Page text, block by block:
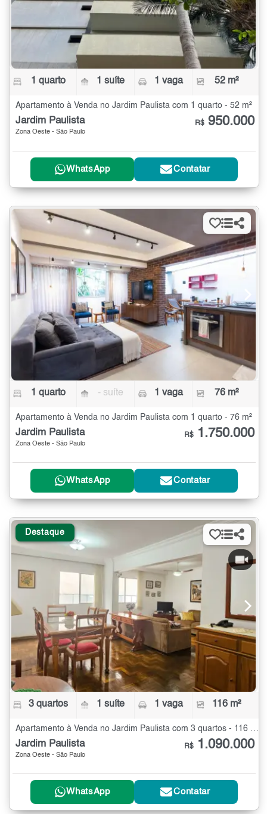
1 quarto 1 suíte 1 vaga 52 m²
Apartamento à Venda no Jardim Paulista com 1 quarto - 52 m²
Jardim Paulista
Zona Oeste - São Paulo
R$ 950.000
WhatsApp Contatar
1 quarto - suíte 1 vaga 76 m²
Apartamento à Venda no Jardim Paulista com 1 quarto - 76 m²
Jardim Paulista
Zona Oeste - São Paulo
R$ 1.750.000
WhatsApp Contatar
Destaque
3 quartos 1 suíte 1 vaga 116 m²
Jardim Paulista
Zona Oeste - São Paulo
R$ 1.090.000
WhatsApp Contatar